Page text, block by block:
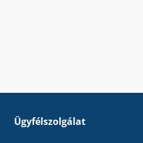
Ügyfélszolgálat